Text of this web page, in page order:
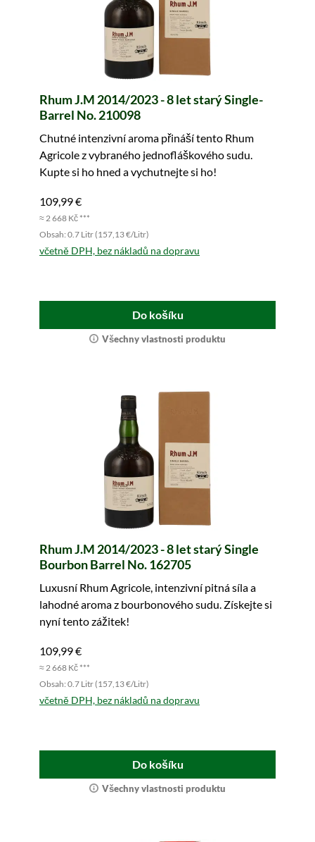
Rhum J.M 2014/2023 - 8 let starý Single-
Barrel No. 210098
Chutné intenzivní aroma přináší tento Rhum
Agricole z vybraného jednofláškového sudu.
Kupte si ho hned a vychutnejte si ho!
109,99 €
≈ 2 668 Kč ***
Obsah: 0.7 Litr (157,13 €/Litr)
včetně DPH, bez nákladů na dopravu
Do košíku
Všechny vlastnosti produktu
Rhum J.M 2014/2023 - 8 let starý Single
Bourbon Barrel No. 162705
Luxusní Rhum Agricole, intenzivní pitná síla a
lahodné aroma z bourbonového sudu. Získejte si
nyní tento zážitek!
109,99 €
≈ 2 668 Kč ***
Obsah: 0.7 Litr (157,13 €/Litr)
včetně DPH, bez nákladů na dopravu
Do košíku
Všechny vlastnosti produktu